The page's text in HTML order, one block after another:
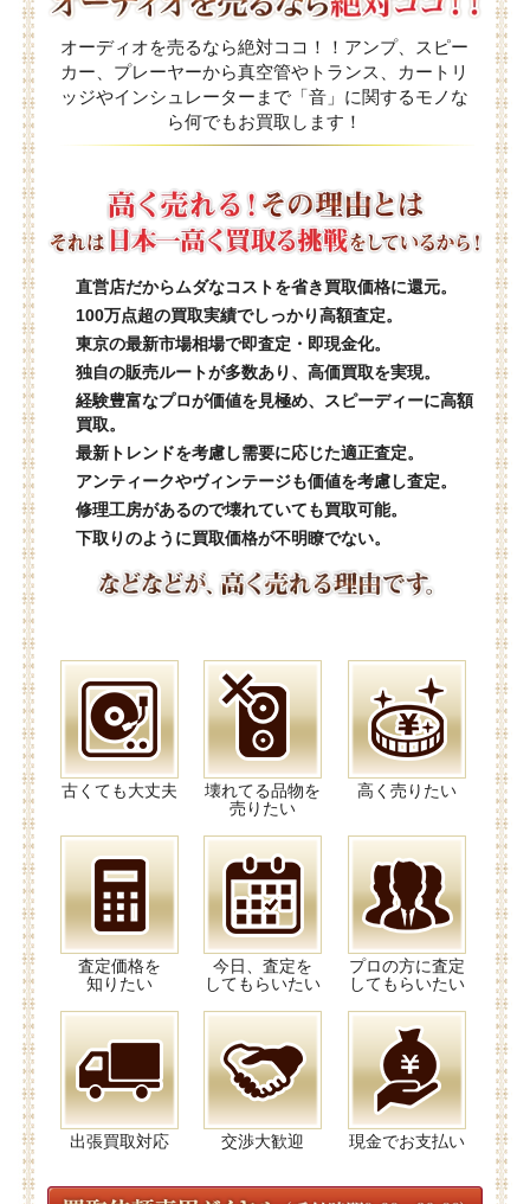
オーディオを売るなら絶対ココ！！アンプ、スピー
カー、プレーヤーから真空管やトランス、カートリ
ッジやインシュレーターまで「音」に関するモノな
ら何でもお買取します！
直営店だからムダなコストを省き買取価格に還元。
100万点超の買取実績でしっかり高額査定。
東京の最新市場相場で即査定・即現金化。
独自の販売ルートが多数あり、高価買取を実現。
経験豊富なプロが価値を見極め、スピーディーに高額
買取。
最新トレンドを考慮し需要に応じた適正査定。
アンティークやヴィンテージも価値を考慮し査定。
修理工房があるので壊れていても買取可能。
下取りのように買取価格が不明瞭でない。
古くても大丈夫
壊れてる品物を
売りたい
高く売りたい
査定価格を
知りたい
今日、査定を
してもらいたい
プロの方に査定
してもらいたい
出張買取対応 交渉大歓迎 現金でお支払い